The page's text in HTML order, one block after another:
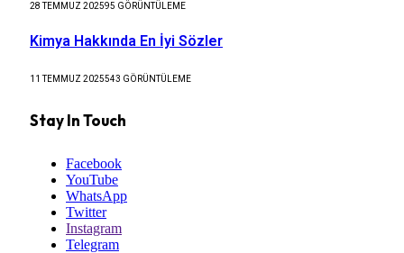
28 TEMMUZ 202595 GÖRÜNTÜLEME
Kimya Hakkında En İyi Sözler
11 TEMMUZ 2025543 GÖRÜNTÜLEME
Stay In Touch
Facebook
YouTube
WhatsApp
Twitter
Instagram
Telegram